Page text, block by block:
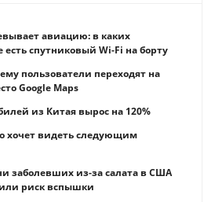
авиацию: в каких
спутниковый Wi-Fi на борту
пользователи переходят на
Google Maps
из Китая вырос на 120%
хочет видеть следующим
заболевших из-за салата в США
риск вспышки